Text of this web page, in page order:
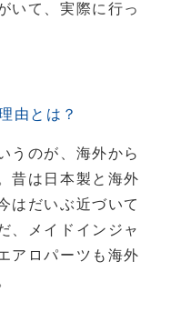
いて、実際に行っ
由とは？
うのが、海外から
昔は日本製と海外
はだいぶ近づいて
、メイドインジャ
アロパーツも海外